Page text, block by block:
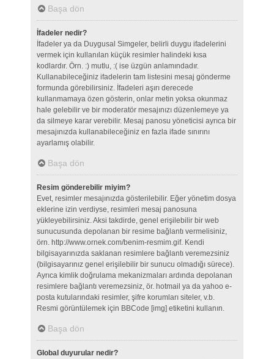
Başa dön
İfadeler nedir?
İfadeler ya da Duygusal Simgeler, belirli duygu ifadelerini
vermek için kullanılan küçük resimler halindeki kısa
kodlardır. Örn. :) mutlu, :( ise üzgün anlamındadır.
Kullanabileceğiniz ifadelerin tam listesini mesaj gönderme
formunda görebilirsiniz. İfadeleri aşırı derecede
kullanmamaya özen gösterin, onlar metin yoksa okunmaz
hale gelebilir ve bir moderatör mesajınızı düzenlemeye ya
da silmeye karar verebilir. Mesaj panosu yöneticisi ayrıca bir
mesajınızda kullanabileceğiniz en fazla ifade sınırını
ayarlamış olabilir.
Başa dön
Resim gönderebilir miyim?
Evet, resimler mesajınızda gösterilebilir. Eğer yönetim dosya
eklerine izin verdiyse, resimleri mesaj panosuna
yükleyebilirsiniz. Aksi takdirde, genel erişilebilir bir web
sunucusunda depolanan bir resime bağlantı vermelisiniz,
örn. http://www.ornek.com/benim-resmim.gif. Kendi
bilgisayarınızda saklanan resimlere bağlantı veremezsiniz
(bilgisayarınız genel erişilebilir bir sunucu olmadığı sürece).
Ayrıca kimlik doğrulama mekanizmaları ardında depolanan
resimlere bağlantı veremezsiniz, ör. hotmail ya da yahoo e-
posta kutularındaki resimler, şifre korumları siteler, v.b.
Resmi görüntülemek için BBCode [img] etiketini kullanın.
Başa dön
Global duyurular nedir?